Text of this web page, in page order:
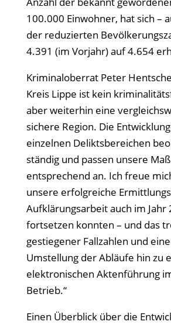
100.000 Einwohner, hat sich –
der reduzierten
4.391 (im Vorjahr) auf 4.654
Kriminaloberrat Peter
Kreis Lippe ist kein
aber weiterhin eine
sichere Region. Die
einzelnen Deliktsbereichen
ständig und passen unsere
entsprechend an. Ich freue
unsere erfolgreiche
Aufklärungsarbeit auch im Jahr
fortsetzen konnten – und das
gestiegener Fallzahlen und
Umstellung der Abläufe hin zu
elektronischen Aktenführung
Betrieb.“
Einen Überblick über die